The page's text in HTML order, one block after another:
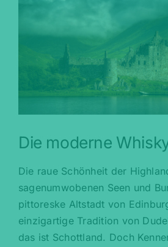
Die moderne
Die raue Schönheit der
sagenumwobenen Seen und
pittoreske Altstadt von
einzigartige Tradition von
das ist Schottland. Doch